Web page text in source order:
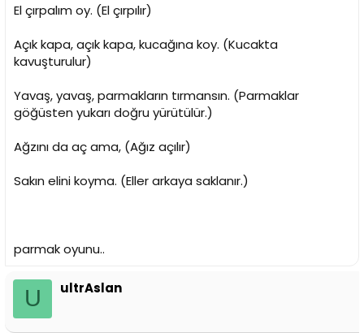
El çırpalım oy. (El çırpılır)
Açık kapa, açık kapa, kucağına koy. (Kucakta
kavuşturulur)
Yavaş, yavaş, parmakların tırmansın. (Parmaklar
göğüsten yukarı doğru yürütülür.)
Ağzını da aç ama, (Ağız açılır)
Sakın elini koyma. (Eller arkaya saklanır.)
parmak oyunu..
U ultrAslan